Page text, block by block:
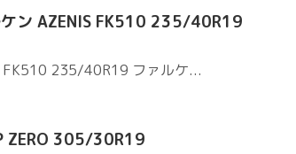
ン AZENIS FK510 235/40R19
235/40R19 ファルケ...
ZERO 305/30R19